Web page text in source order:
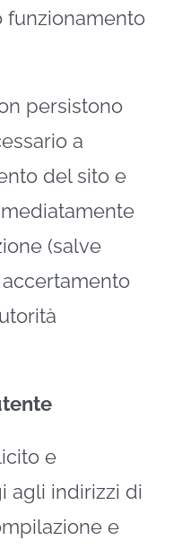
funzionamento
persistono
a
del sito e
(salve
e
agli indirizzi di
e